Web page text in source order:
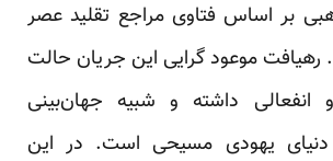
بر اساس فتاوی مراجع تقلید عصر
رهیافت موعود گرایی این جریان حالت
انفعالی داشته و شبیه جهان‌بینی
دنیای یهودی مسیحی است. در این